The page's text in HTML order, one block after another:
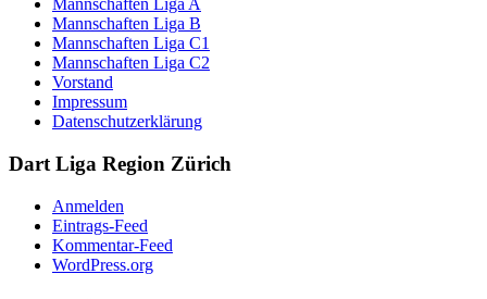
Mannschaften Liga A
Mannschaften Liga B
Mannschaften Liga C1
Mannschaften Liga C2
Vorstand
Impressum
Datenschutzerklärung
Dart Liga Region Zürich
Anmelden
Eintrags-Feed
Kommentar-Feed
WordPress.org